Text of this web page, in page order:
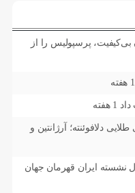
بی‌کیفیت، پرسپولیس را از
1 هفته
1 هفته
دلافوئنته؛ آرژانتین و
نشسته ایران قهرمان جهان